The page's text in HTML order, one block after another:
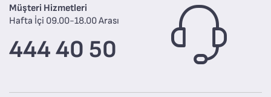
Müşteri Hizmetleri
Hafta İçi 09.00-18.00 Arası
444 40 50